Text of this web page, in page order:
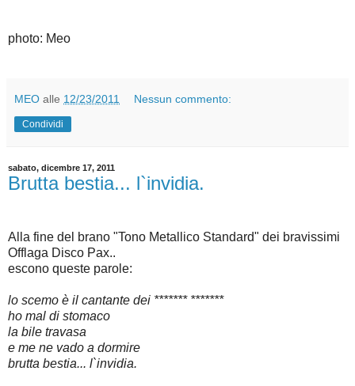
photo: Meo
MEO alle 12/23/2011 Nessun commento:
Condividi
sabato, dicembre 17, 2011
Brutta bestia... l`invidia.
Alla fine del brano "Tono Metallico Standard" dei bravissimi
Offlaga Disco Pax..
escono queste parole:
lo scemo è il cantante dei ******* *******
ho mal di stomaco
la bile travasa
e me ne vado a dormire
brutta bestia... l`invidia.